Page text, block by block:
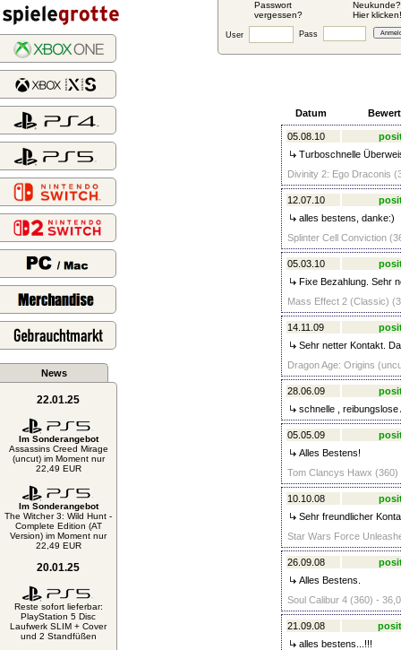
Passwort
vergessen?
Neukunde?
Hier klicken!
User Pass
News
22.01.25
Im Sonderangebot
Assassins Creed Mirage
(uncut) im Moment nur
22,49 EUR
Im Sonderangebot
The Witcher 3: Wild Hunt -
Complete Edition (AT
Version) im Moment nur
22,49 EUR
20.01.25
Reste sofort lieferbar:
PlayStation 5 Disc
Laufwerk SLIM + Cover
und 2 Standfüßen
Datum
05.08.10
Turboschnelle
Divinity 2: Ego Draconis
12.07.10
alles bestens, danke:)
Splinter Cell Conviction
05.03.10
Fixe Bezahlung. Sehr
Mass Effect 2 (Classic)
14.11.09
Sehr netter Kontakt.
Dragon Age: Origins
28.06.09
schnelle ,
05.05.09
Alles Bestens!
Tom Clancys Hawx (360)
10.10.08
Sehr freundlicher
Star Wars Force
26.09.08
Alles Bestens.
Soul Calibur 4 (360) -
21.09.08
alles bestens...!!!